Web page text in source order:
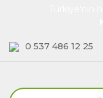
0 537 486 12 25